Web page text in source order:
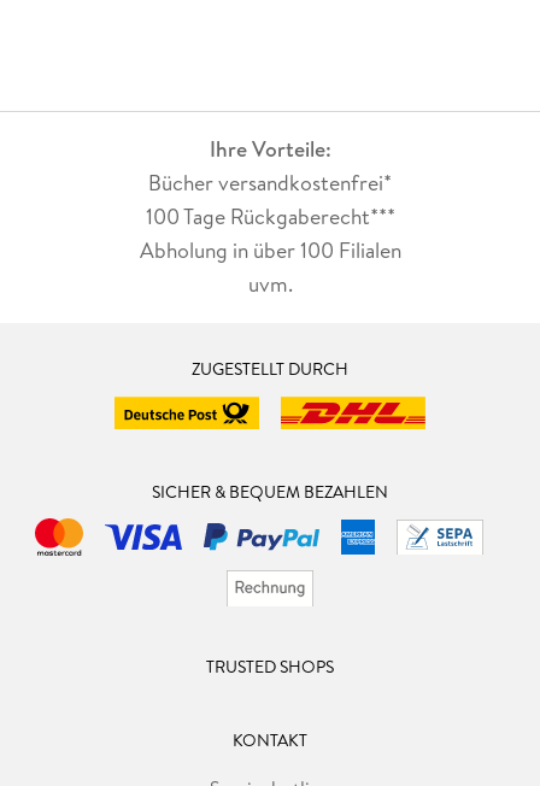
Ihre Vorteile:
Bücher versandkostenfrei*
100 Tage Rückgaberecht***
Abholung in über 100 Filialen
uvm.
ZUGESTELLT DURCH
SICHER & BEQUEM BEZAHLEN
TRUSTED SHOPS
KONTAKT